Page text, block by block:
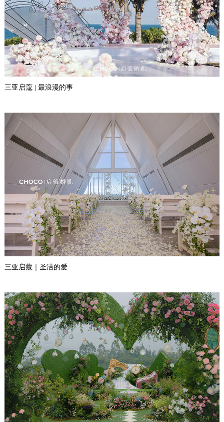
三亚启蔻 | 最浪漫的事
三亚启蔻｜圣洁的爱